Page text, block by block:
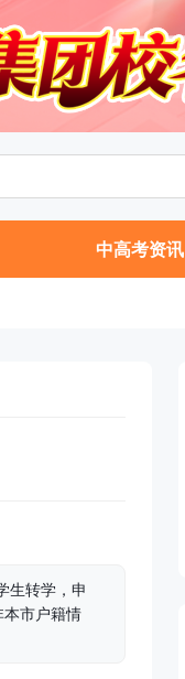
中高考资讯
生转学，申
市户籍情